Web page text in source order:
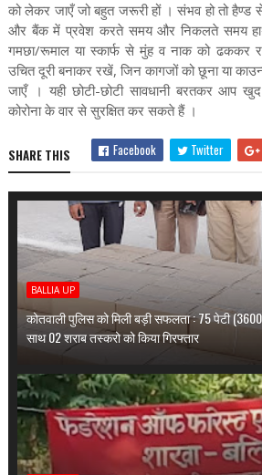
को लेकर जाएँ जो बहुत जरूरी हों । संभव हो तो
और बैंक में प्रवेश करते समय और निकलते समय
गमछा/रूमाल या स्कार्फ से मुंह व नाक को
उचित दूरी बनाकर रखें, जिन कागजों को छूना या
जाएँ । यही छोटी-छोटी सावधानी बरतकर आप
कोरोना के वार से सुरक्षित कर सकते हैं ।
SHARE THIS Facebook Twitter
BALLIA UP
कोतवाली पुलिस को मिली बड़ी सफलता : 75 पेटी
साथ 02 शराब तस्करो को किया गिरफ्तार